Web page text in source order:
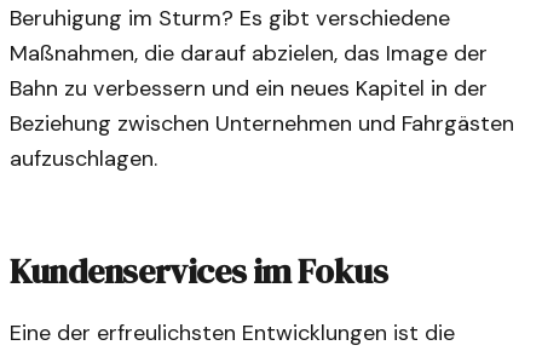
Beruhigung im Sturm? Es gibt verschiedene
Maßnahmen, die darauf abzielen, das Image der
Bahn zu verbessern und ein neues Kapitel in der
Beziehung zwischen Unternehmen und Fahrgästen
aufzuschlagen.
Kundenservices im Fokus
Eine der erfreulichsten Entwicklungen ist die